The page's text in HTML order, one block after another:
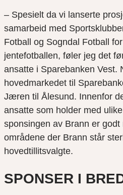
– Spesielt da vi lanserte
samarbeid med
Fotball og Sogndal Fotball
jentefotballen, føler jeg det
ansatte i Sparebanken Vest.
hovedmarkedet til
Jæren til Ålesund. Innenfor
ansatte som holder med
sponsingen av Brann er
områdene der Brann står
hovedtillitsvalgte.
SPONSER I